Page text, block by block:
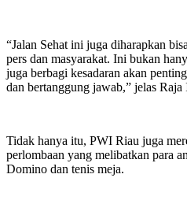
“Jalan Sehat ini juga diharapkan
pers dan masyarakat. Ini bukan
juga berbagi kesadaran akan
dan bertanggung jawab,” jelas Raja
Tidak hanya itu, PWI Riau juga
perlombaan yang melibatkan para
Domino dan tenis meja.